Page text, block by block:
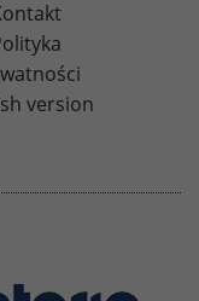
version